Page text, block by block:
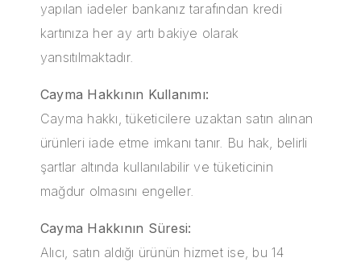
yapılan iadeler bankanız tarafından kredi
kartınıza her ay artı bakiye olarak
yansıtılmaktadır.
Cayma Hakkının Kullanımı:
Cayma hakkı, tüketicilere uzaktan satın alınan
ürünleri iade etme imkanı tanır. Bu hak, belirli
şartlar altında kullanılabilir ve tüketicinin
mağdur olmasını engeller.
Cayma Hakkının Süresi:
Alıcı, satın aldığı ürünün hizmet ise, bu 14